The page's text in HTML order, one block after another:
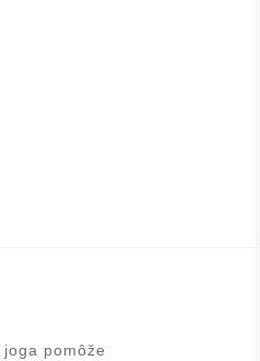
pomôže